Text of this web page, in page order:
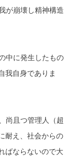
が崩壊し精神構造
中に発生したもの
我自身でありま
尚且つ管理人（超
耐え、社会からの
ばならないので大